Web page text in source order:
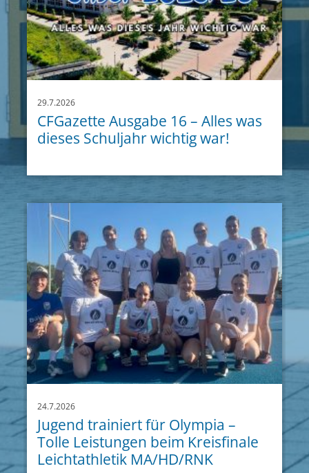
29.7.2026
CFGazette Ausgabe 16 – Alles was
dieses Schuljahr wichtig war!
24.7.2026
Jugend trainiert für Olympia –
Tolle Leistungen beim Kreisfinale
Leichtathletik MA/HD/RNK